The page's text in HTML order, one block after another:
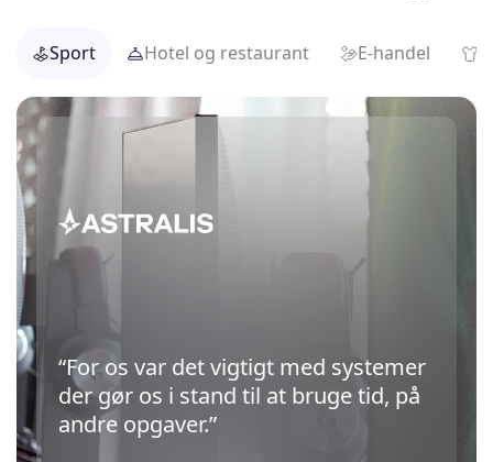
Sport Hotel og restaurant E-handel
“For os var det vigtigt med systemer
der gør os i stand til at bruge tid, på
andre opgaver.”